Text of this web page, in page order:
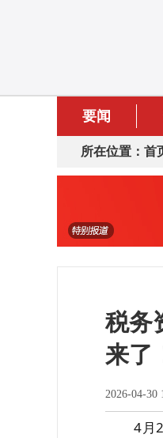
要闻
所在位置： 首
税务
来了
2026-04-
4月